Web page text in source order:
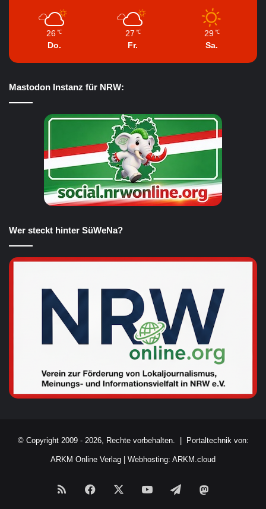
26 ℃
Do.
27 ℃
Fr.
29 ℃
Sa.
Mastodon Instanz für NRW:
Wer steckt hinter SüWeNa?
© Copyright 2009 - 2026, Rechte vorbehalten. | Portaltechnik von:
ARKM Online Verlag Webhosting: ARKM.cloud
RSS Facebook YouTubeTelegram